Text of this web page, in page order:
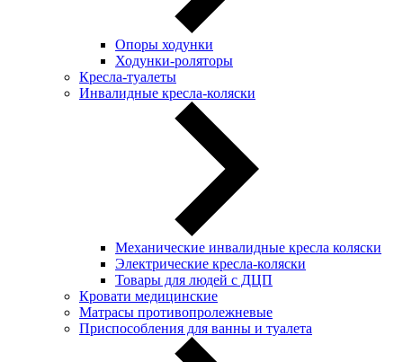
Опоры ходунки
Ходунки-роляторы
Кресла-туалеты
Инвалидные кресла-коляски
Механические инвалидные кресла коляски
Электрические кресла-коляски
Товары для людей с ДЦП
Кровати медицинские
Матрасы противопролежневые
Приспособления для ванны и туалета